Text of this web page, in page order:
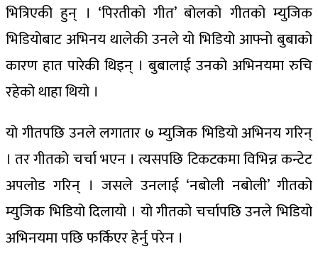
भित्रिएकी हुन् । ‘पिरतीको गीत’ बोलको गीतको म्युजिक
भिडियोबाट अभिनय थालेकी उनले यो भिडियो आफ्नो बुबाको
कारण हात पारेकी थिइन् । बुबालाई उनको अभिनयमा रुचि
रहेको थाहा थियो ।
यो गीतपछि उनले लगातार ७ म्युजिक भिडियो अभिनय गरिन्
। तर गीतको चर्चा भएन । त्यसपछि टिकटकमा विभिन्न कन्टेट
अपलोड गरिन् । जसले उनलाई ‘नबोली नबोली’ गीतको
म्युजिक भिडियो दिलायो । यो गीतको चर्चापछि उनले भिडियो
अभिनयमा पछि फर्किएर हेर्नु परेन ।